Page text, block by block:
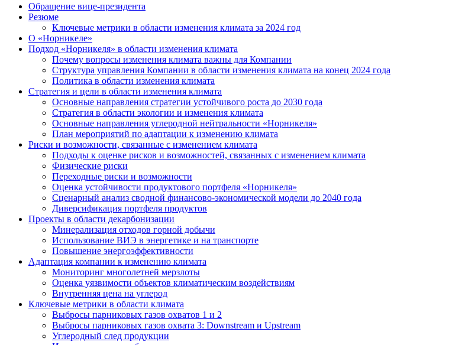
Обращение вице-президента
Резюме
Ключевые метрики в области изменения климата за 2024 год
О «Норникеле»
Подход «Норникеля» в области изменения климата
Почему вопросы изменения климата важны для Компании
Структура управления Компании в области изменения климата на конец 2024 года
Политика в области изменения климата
Стратегия и цели в области изменения климата
Основные направления стратегии устойчивого роста до 2030 года
Стратегия в области экологии и изменения климата
Основные направления углеродной нейтральности «Норникеля»
План мероприятий по адаптации к изменению климата
Риски и возможности, связанные с изменением климата
Подходы к оценке рисков и возможностей, связанных с изменением климата
Физические риски
Переходные риски и возможности
Оценка устойчивости продуктового портфеля «Норникеля»
Сценарный анализ сводной финансово-экономической модели до 2040 года
Диверсификация портфеля продуктов
Проекты в области декарбонизации
Минерализация отходов горной добычи
Использование ВИЭ в энергетике и на транспорте
Повышение энергоэффективности
Адаптация компании к изменению климата
Мониторинг многолетней мерзлоты
Оценка уязвимости объектов климатическим воздействиям
Внутренняя цена на углерод
Ключевые метрики в области климата
Выбросы парниковых газов охватов 1 и 2
Выбросы парниковых газов охвата 3: Downstream и Upstream
Углеродный след продукции